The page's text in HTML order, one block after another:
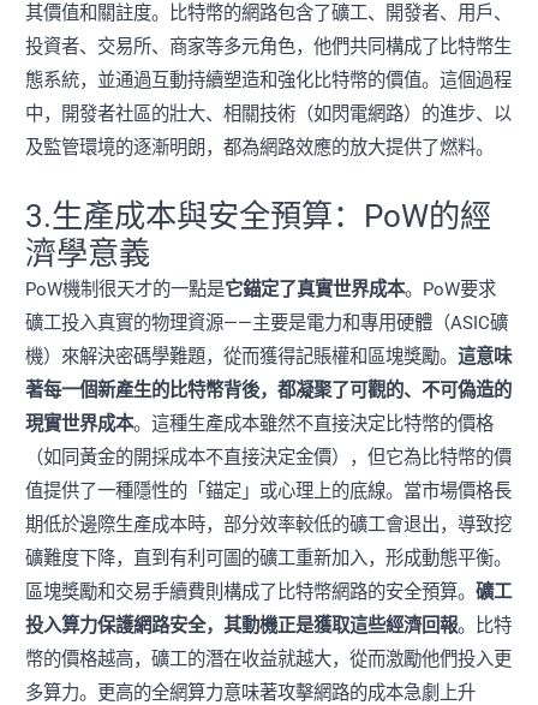
其價值和關註度。比特幣的網路包含了礦工、開發者、用戶、
投資者、交易所、商家等多元角色，他們共同構成了比特幣生
態系統，並通過互動持續塑造和強化比特幣的價值。這個過程
中，開發者社區的壯大、相關技術（如閃電網路）的進步、以
及監管環境的逐漸明朗，都為網路效應的放大提供了燃料。
3.生產成本與安全預算：PoW的經
濟學意義
PoW機制很天才的一點是它錨定了真實世界成本。PoW要求
礦工投入真實的物理資源——主要是電力和專用硬體（ASIC礦
機）來解決密碼學難題，從而獲得記賬權和區塊獎勵。 這意味
著每一個新產生的比特幣背後，都凝聚了可觀的、不可偽造的
現實世界成本。這種生產成本雖然不直接決定比特幣的價格
（如同黃金的開採成本不直接決定金價），但它為比特幣的價
值提供了一種隱性的「錨定」或心理上的底線。當市場價格長
期低於邊際生產成本時，部分效率較低的礦工會退出，導致挖
礦難度下降，直到有利可圖的礦工重新加入，形成動態平衡。
區塊獎勵和交易手續費則構成了比特幣網路的安全預算。 礦工
投入算力保護網路安全，其動機正是獲取這些經濟回報。比特
幣的價格越高，礦工的潛在收益就越大，從而激勵他們投入更
多算力。更高的全網算力意味著攻擊網路的成本急劇上升